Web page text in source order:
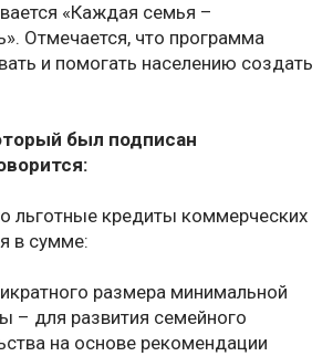
«Каждая семья –
Отмечается, что программа
и помогать населению создать
был подписан
льготные кредиты коммерческих
в сумме:
размера минимальной
– для развития семейного
на основе рекомендации